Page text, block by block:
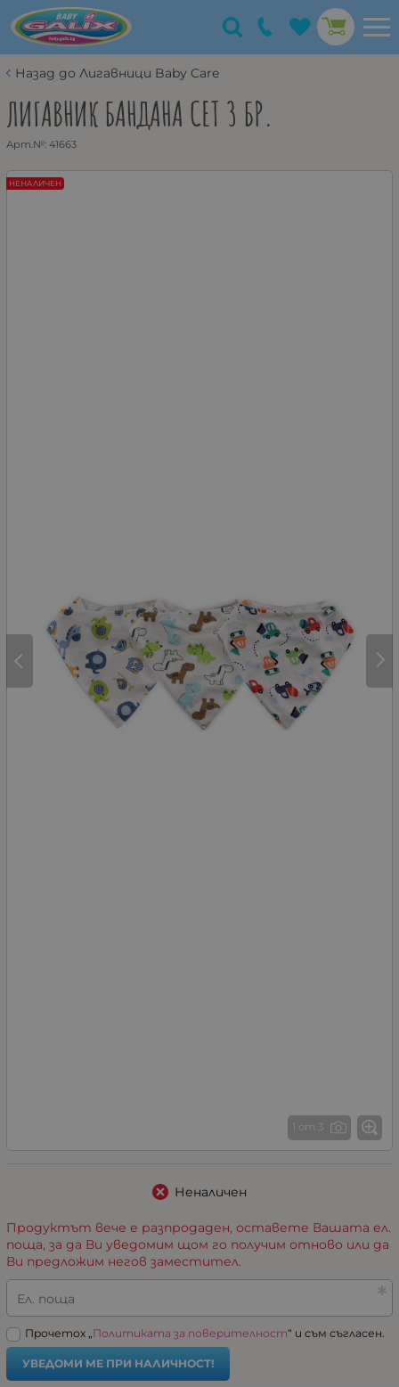
Назад до Лигавници Baby Care
ЛИГАВНИК БАНДАНА СЕТ 3 БР.
Арт.№: 41663
1 от 3
НЕНАЛИЧЕН
Неналичен
Продуктът вече е разпродаден, оставете Вашата ел.
поща, за да Ви уведомим щом го получим отново или да
Ви предложим негов заместител.
Ел. поща
Прочетох „Политиката за поверителност“ и съм съгласен.
УВЕДОМИ МЕ ПРИ НАЛИЧНОСТ!